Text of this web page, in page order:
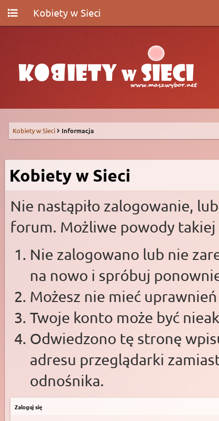
Kobiety w Sieci
Kobiety w Sieci Informacja
Kobiety w Sieci
Nie nastąpiło zalogowanie,
forum. Możliwe powody takiej
Nie zalogowano lub nie
na nowo i spróbuj
Możesz nie mieć
Twoje konto może być
Odwiedzono tę stronę
adresu przeglądarki
odnośnika.
Zaloguj się